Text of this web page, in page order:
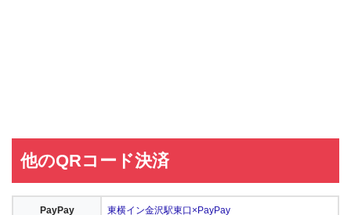
他のQRコード決済
PayPay 東横イン金沢駅東口×PayPay